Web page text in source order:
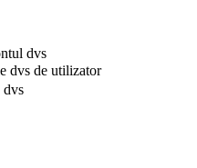
dvs
dvs de utilizator
dvs